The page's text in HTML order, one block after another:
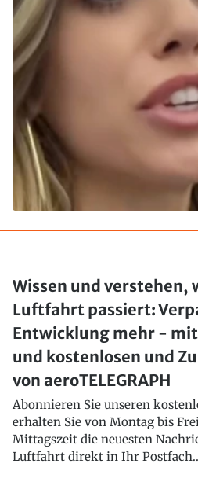
Wissen und verstehen,
Luftfahrt passiert:
Entwicklung mehr -
und kostenlosen und
von aeroTELEGRAPH
Abonnieren Sie unseren
erhalten Sie von Montag bis
Mittagszeit die neuesten
Luftfahrt direkt in Ihr Postfach..